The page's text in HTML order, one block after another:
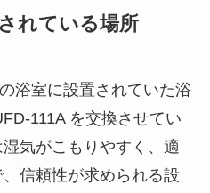
れている場所
浴室に設置されていた浴
111A を交換させてい
気がこもりやすく、適
信頼性が求められる設